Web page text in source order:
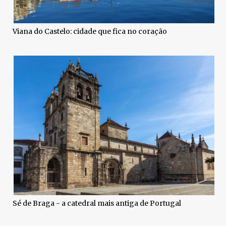
Viana do Castelo: cidade que fica no coração
Sé de Braga - a catedral mais antiga de Portugal